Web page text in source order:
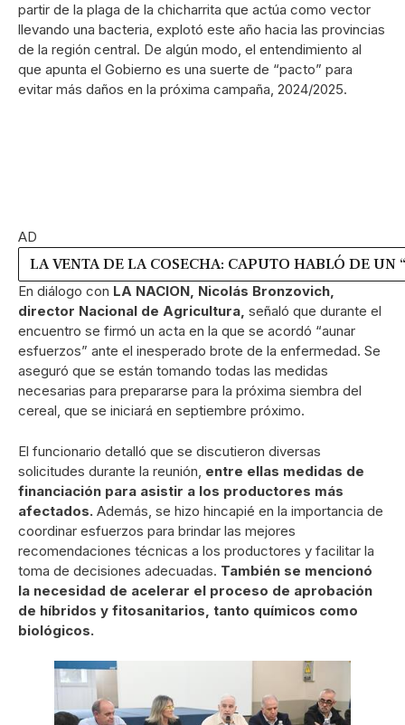
partir de la plaga de la chicharrita que actúa como vector
llevando una bacteria, explotó este año hacia las provincias
de la región central. De algún modo, el entendimiento al
que apunta el Gobierno es una suerte de “pacto” para
evitar más daños en la próxima campaña, 2024/2025.
AD
LA VENTA DE LA COSECHA: CAPUTO HABLÓ DE UN
En diálogo con LA NACION, Nicolás Bronzovich,
director Nacional de Agricultura, señaló que durante el
encuentro se firmó un acta en la que se acordó “aunar
esfuerzos” ante el inesperado brote de la enfermedad. Se
aseguró que se están tomando todas las medidas
necesarias para prepararse para la próxima siembra del
cereal, que se iniciará en septiembre próximo.
El funcionario detalló que se discutieron diversas
solicitudes durante la reunión, entre ellas medidas de
financiación para asistir a los productores más
afectados. Además, se hizo hincapié en la importancia de
coordinar esfuerzos para brindar las mejores
recomendaciones técnicas a los productores y facilitar la
toma de decisiones adecuadas. También se mencionó
la necesidad de acelerar el proceso de aprobación
de híbridos y fitosanitarios, tanto químicos como
biológicos.